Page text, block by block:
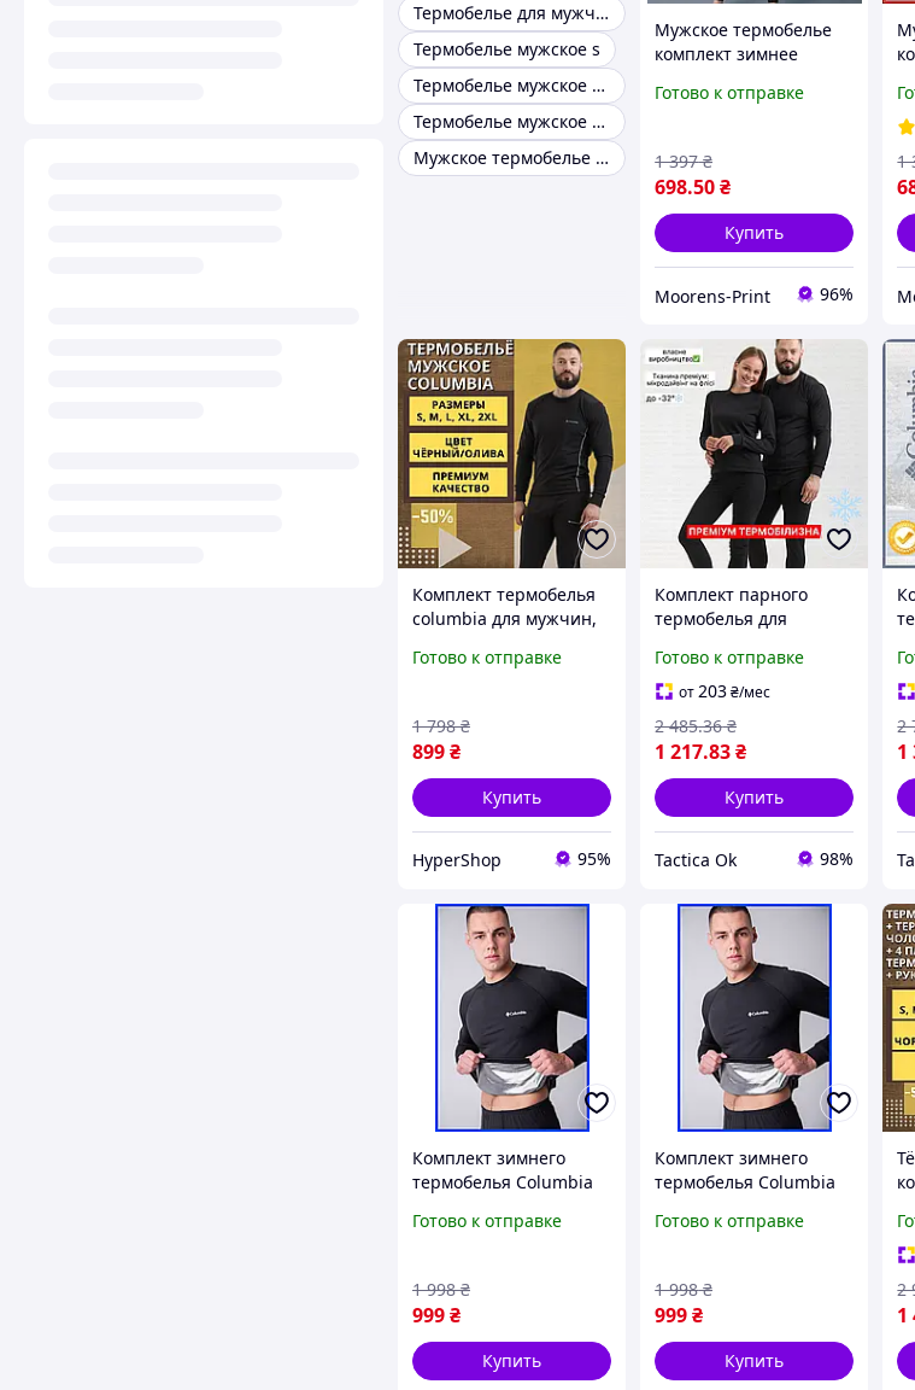
Термобелье для мужчин зимнее
Термобелье мужское s
Термобелье мужское зимнее комплект
Термобелье мужское отзывы
Мужское термобелье крафт
Мужское термобелье
комплект зимнее
для мужчин Columbia,
на флисе Mр
Готово к отправке
698.50₴
1 397 ₴
Купить
Moorens-Print 96%
1
Комплект термобелья
сolumbia для мужчин,
коламбия для
Готово к отправке
899₴
1 798 ₴
Купить
HyperShop 95%
Комплект парного
термобелья для
зимнее на флисе в
комплекте кофта и
Tactic
Готово к отправке
от203₴/мес
1 217.83₴
2 485.36 ₴
Купить
Tactica Ok 98%
и
1
2
Комплект зимнего
термобелья Columbia
термобелье Columbia
NOW
Готово к отправке
999₴
1 998 ₴
Купить
Комплект зимнего
термобелья Columbia
термобелье Columbia
NOW
Готово к отправке
999₴
1 998 ₴
Купить
1
2